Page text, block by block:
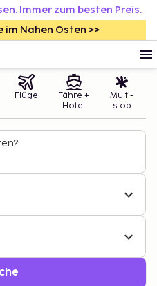
Immer zum besten Preis.
Nahen Osten >>
Flüge
Fähre +
Hotel
Multi-
stop